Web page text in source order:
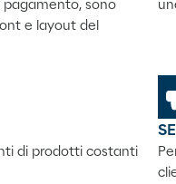
sono
e layout del
di prodotti costanti